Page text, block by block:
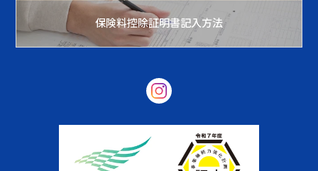
保険料控除証明書記入方法